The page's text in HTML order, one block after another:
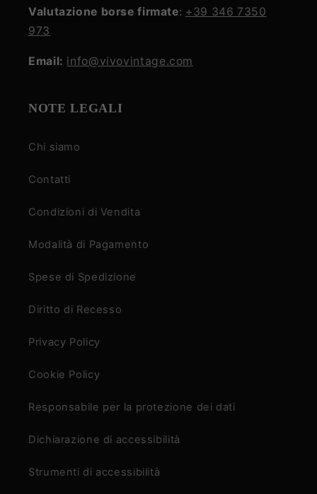
Valutazione borse firmate: +39 346 7350
973
Email: info@vivovintage.com
NOTE LEGALI
Chi siamo
Contatti
Condizioni di Vendita
Modalità di Pagamento
Spese di Spedizione
Diritto di Recesso
Privacy Policy
Cookie Policy
Responsabile per la protezione dei dati
Dichiarazione di accessibilità
Strumenti di accessibilità